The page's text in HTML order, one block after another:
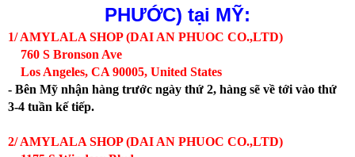
PHƯỚC) tại MỸ:
1/ AMYLALA SHOP (DAI AN PHUOC CO.,LTD)
760 S Bronson Ave
Los Angeles, CA 90005, United States
- Bên Mỹ nhận hàng trước ngày thứ 2, hàng sẽ về tới vào thứ
3-4 tuần kế tiếp.
2/ AMYLALA SHOP (DAI AN PHUOC CO.,LTD)